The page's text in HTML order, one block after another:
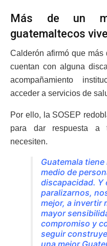
Más de un
guatemaltecos
Calderón afirmó que
cuentan con alguna
acompañamiento
acceder a servicios de
Por ello, la SOSEP
para dar respuesta a
necesiten.
Guatemala
medio de
discapacidad. Y
paralizarnos,
mejor, a invertir
mayor
compromiso y
seguir